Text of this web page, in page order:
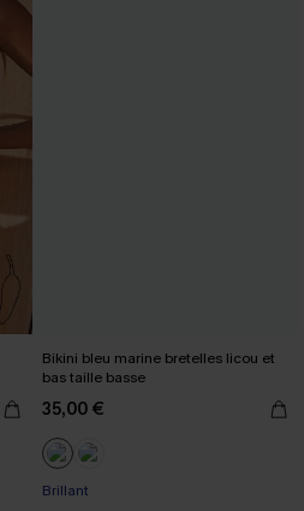
Bikini bleu marine bretelles licou et
bas taille basse
35,00 €
Brillant